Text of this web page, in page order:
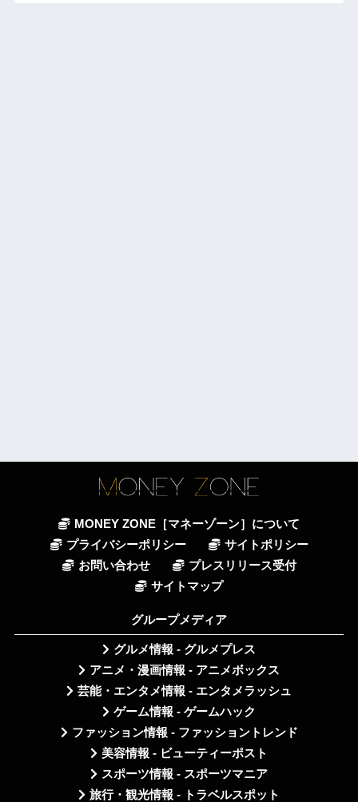
MONEY ZONE［マネーゾーン］について
プライバシーポリシー
サイトポリシー
お問い合わせ
プレスリリース受付
サイトマップ
グループメディア
グルメ情報 - グルメプレス
アニメ・漫画情報 - アニメボックス
芸能・エンタメ情報 - エンタメラッシュ
ゲーム情報 - ゲームハック
ファッション情報 - ファッショントレンド
美容情報 - ビューティーポスト
スポーツ情報 - スポーツマニア
旅行・観光情報 - トラベルスポット